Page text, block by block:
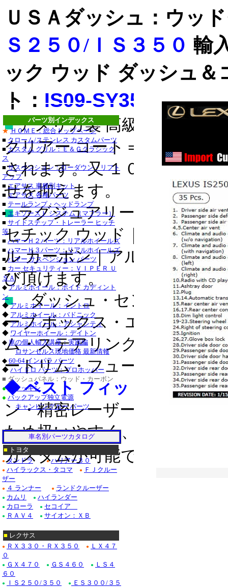
■クライスラー：３
セブリング_クロー
デュランゴ_クロー
・チャージャー_ク
グランドチェロキ
タンドラ_クローム
サーフ_クローム/ス
クローム/ステンレ
ステンレス_パーツ
ステンレス_パーツ
■レクサス：ＩＳ_
/ステンレス_パー
ＧＳ４６０_クロー
パーツ別インデックス
★ ＨＯＭＥ：総合トップページ
■ クローム/ステンレス カスタムパーツ
■カスタム グリル：Ｅ＆Ｇクラシック
ス
■ サスペンション：ローダウン・リフト
アップ
■ エアサス 車種別キット
■ エアサス 各種パーツ
■ テールランプ・ヘッドランプ
■ エキゾースト システム（マフラー）
■ サイドステップ・トレーラー ヒッチ
等
■ ハマーＨ２パーツ：リアルホイールズ
■ ハマーＨ３パーツ：リアルホイールズ
■ハマー サスペンション パーツ
■ カー セキュリティー：ＶＩＰＥＲ Ｕ
ＳＡ
◆アルミホイール：ボイド カディント
ン
◆アルミホイール：イントロ
◆ アルミホイール：バドニック
◆アルミホイール：アシャンティ
◆ ワイヤーホイール：デイトン
◆ 車の個人輸入講座：実践編
ロサンゼルス現地価格 最新情報
◆ 60-64 インパラ パーツ
◆ ハイドロ パーツ：プロホッパー
■ ダッシュパネル：ウッド・カーボン
●
トラッキン
● バックアップ独立電源
キャンピングカー パーツ
車名別パーツカタログ
■ トヨタ
● タンドラ ● ハリアー３０
● ハイラックス・タコマ ●
ＦＪクルー
ザー
● ４ ランナー ● ランドクルーザー
● カムリ ● ハイランダー
● カローラ ● セコイア
● ＲＡＶ４ ● サイオン：ＸＢ
■ レクサス
● ＲＸ３３０・ＲＸ３５０ ●
ＬＸ４７
０
● ＧＸ４７０ ● ＧＳ４６０ ●
ＬＳ４
６０
● ＩＳ２５０/３５０ ●
ＥＳ３００/３５
ＵＳＡダッシュ：ウッ
Ｓ２５０/ＩＳ３５０ 輸
ック ウッド ダッシュ
ト： IS09-SY35-WB
■アメリカ製 高級ドレスア
クリアー コート＝表面にキ
されます。又 １００％紫外
せを抑えます。
■ ラグジュアリー/スポーテ
セチック ウッド｜リアル ウ
ル カーボン｜アルミ｜クロ
び頂けます。
■ダッシュ・センター コン
ーブ ボックス・エアベント
ム・ステアリング ホイール■
ートリム・フューエル リッ
◆ ベスト フィット＆イージ
ン・精密レーザーカットで
ため扱いやすく、３Ｍ製両面
カスタムが可能です。